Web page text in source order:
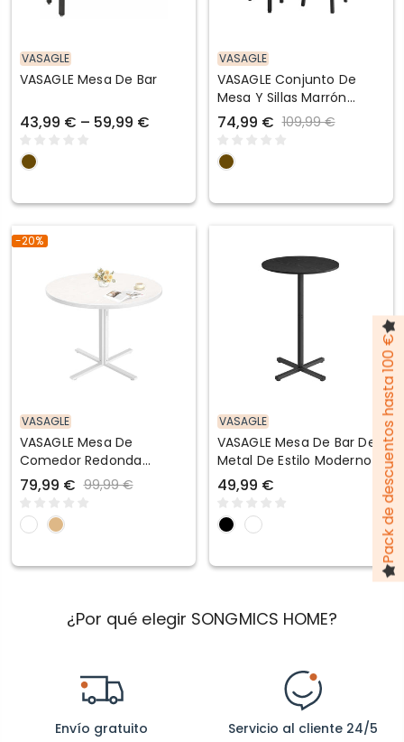
VASAGLE
VASAGLE Mesa De Bar
43,99 € – 59,99 €
VASAGLE
VASAGLE Conjunto De
Mesa Y Sillas Marrón
Rústico Y Negro
74,99 € 109,99 €
-20%
VASAGLE
VASAGLE Mesa De
Comedor Redonda
Pequeña Impermeable
De Estilo Rústico
79,99 € 99,99 €
VASAGLE
VASAGLE Mesa De Bar De
Metal De Estilo Moderno
49,99 €
¿Por qué elegir SONGMICS HOME?
Envío gratuito Servicio al cliente 24/5
Pack de descuentos hasta 100 €